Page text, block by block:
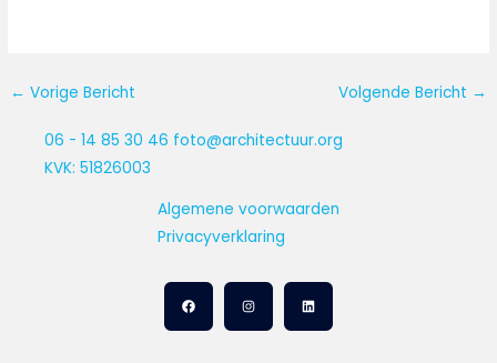
← Vorige Bericht Volgende Bericht →
06 - 14 85 30 46 foto@architectuur.org
KVK: 51826003
Algemene voorwaarden
Privacyverklaring